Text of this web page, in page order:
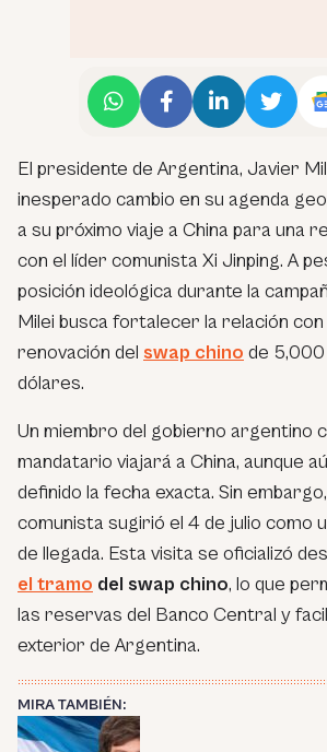
El presidente de Argentina, Javier
inesperado cambio en su agenda
a su próximo viaje a China para una
con el líder comunista Xi Jinping. A
posición ideológica durante la
Milei busca fortalecer la relación
renovación del swap chino de 5,000
dólares.
Un miembro del gobierno argentino
mandatario viajará a China, aunque
definido la fecha exacta. Sin
comunista sugirió el 4 de julio como
de llegada. Esta visita se oficializó
el tramo del swap chino, lo que
las reservas del Banco Central y
exterior de Argentina.
MIRA TAMBIÉN: